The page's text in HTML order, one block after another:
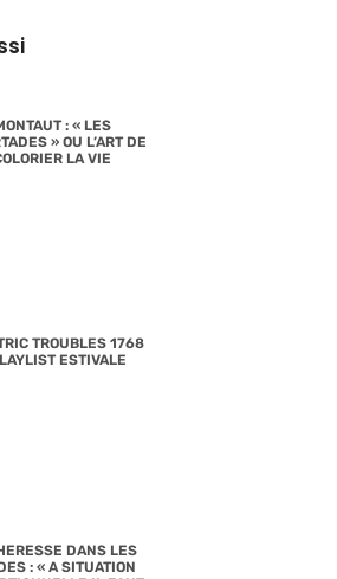
: « LES
» OU L’ART DE
LA VIE
TROUBLES 1768
ESTIVALE
DANS LES
: « A SITUATION